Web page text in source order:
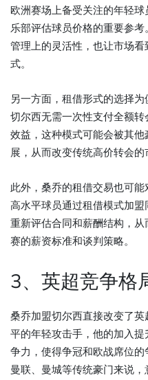
欧洲赛场上备受关注的年轻
乐部评估球员价格的重要参
管理上的灵活性，也让市场
式。
另一方面，租借形式的选择为
切尔西无需一次性支付全额
效益，这种模式可能会被其
展，从而改变传统高价转会的
此外，桑乔的租借交易也可能
高水平球员通过租借模式加
重新评估合同和薪酬结构，
赛的薪资标准和谈判策略。
3、英超竞争格
桑乔加盟切尔西直接改变了
平的年轻攻击手，他的加入
争力，使得争冠和欧战席位的
曼联、曼城等传统豪门来说